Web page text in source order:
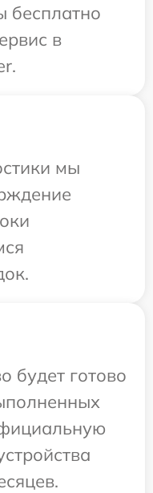
бесплатно
в
мы
будет готово